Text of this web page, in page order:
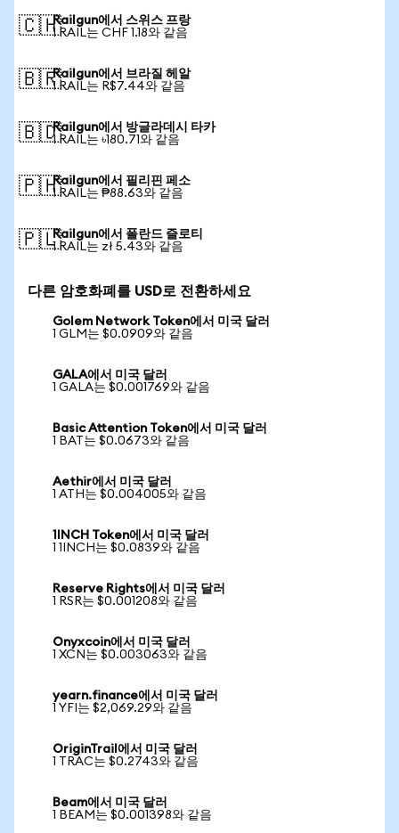
🇨🇭Railgun에서 스위스 프랑
1 RAIL는 CHF 1.18와 같음
🇧🇷Railgun에서 브라질 헤알
1 RAIL는 R$7.44와 같음
🇧🇩Railgun에서 방글라데시 타카
1 RAIL는 ৳180.71와 같음
🇵🇭Railgun에서 필리핀 페소
1 RAIL는 ₱88.63와 같음
🇵🇱Railgun에서 폴란드 즐로티
1 RAIL는 zł 5.43와 같음
다른 암호화폐를 USD로 전환하세요
Golem Network Token에서 미국 달러
1 GLM는 $0.0909와 같음
GALA에서 미국 달러
1 GALA는 $0.001769와 같음
Basic Attention Token에서 미국 달러
1 BAT는 $0.0673와 같음
Aethir에서 미국 달러
1 ATH는 $0.004005와 같음
1INCH Token에서 미국 달러
1 1INCH는 $0.0839와 같음
Reserve Rights에서 미국 달러
1 RSR는 $0.001208와 같음
Onyxcoin에서 미국 달러
1 XCN는 $0.003063와 같음
yearn.finance에서 미국 달러
1 YFI는 $2,069.29와 같음
OriginTrail에서 미국 달러
1 TRAC는 $0.2743와 같음
Beam에서 미국 달러
1 BEAM는 $0.001398와 같음